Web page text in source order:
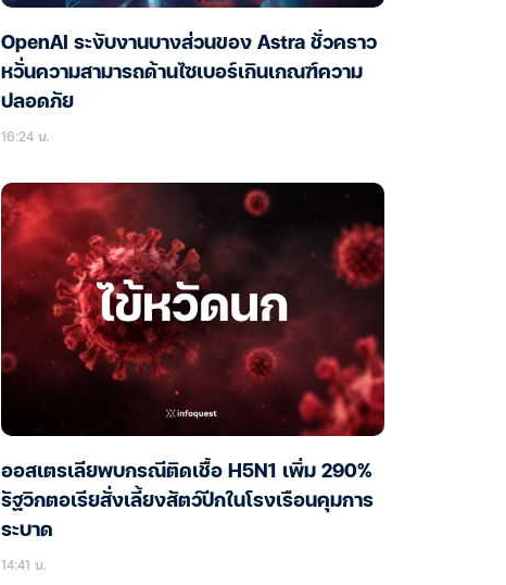
OpenAI ระงับงานบางส่วนของ Astra ชั่วคราว
หวั่นความสามารถด้านไซเบอร์เกินเกณฑ์ความ
ปลอดภัย
16:24 น.
ออสเตรเลียพบกรณีติดเชื้อ H5N1 เพิ่ม 290%
รัฐวิกตอเรียสั่งเลี้ยงสัตว์ปีกในโรงเรือนคุมการ
ระบาด
14:41 น.